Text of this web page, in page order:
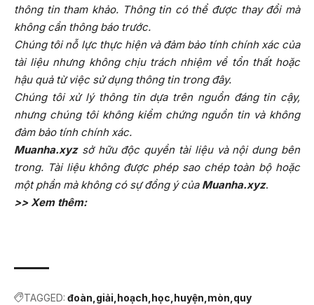
thông tin tham khảo. Thông tin có thể được thay đổi mà
không cần thông báo trước.
Chúng tôi nỗ lực thực hiện và đảm bảo tính chính xác của
tài liệu nhưng không chịu trách nhiệm về tổn thất hoặc
hậu quả từ việc sử dụng thông tin trong đây.
Chúng tôi xử lý thông tin dựa trên nguồn đáng tin cậy,
nhưng chúng tôi không kiểm chứng nguồn tin và không
đảm bảo tính chính xác.
Muanha.xyzsở hữu độc quyền tài liệu và nội dung bên
trong. Tài liệu không được phép sao chép toàn bộ hoặc
một phần mà không có sự đồng ý của Muanha.xyz.
>> Xem thêm:
TAGGED: đoàn giải hoạch học huyện mòn quy